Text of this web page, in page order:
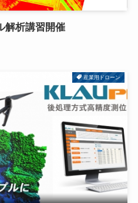
解析講習開催
産業用ドローン